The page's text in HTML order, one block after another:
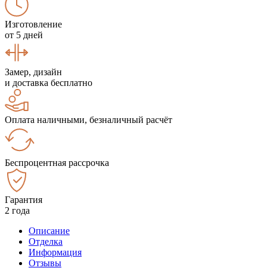
Изготовление
от 5 дней
Замер, дизайн
и доставка бесплатно
Оплата наличными, безналичный расчёт
Беспроцентная рассрочка
Гарантия
2 года
Описание
Отделка
Информация
Отзывы